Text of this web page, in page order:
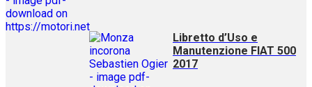
Libretto d’Uso e
Manutenzione FIAT 500
2017